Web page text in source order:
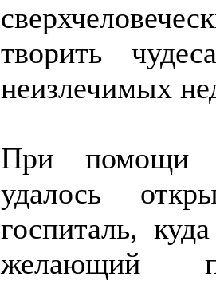
творить
неизлечимых
При помощи
удалось
госпиталь,
желающий